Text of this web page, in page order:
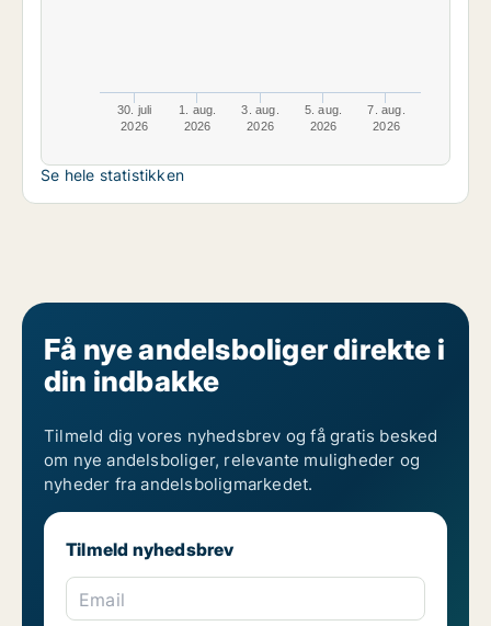
30. juli
2026
1. aug.
2026
3. aug.
2026
5. aug.
2026
7. aug.
2026
Se hele statistikken
Få nye andelsboliger direkte i
din indbakke
Tilmeld dig vores nyhedsbrev og få gratis besked
om nye andelsboliger, relevante muligheder og
nyheder fra andelsboligmarkedet.
Tilmeld nyhedsbrev
Email